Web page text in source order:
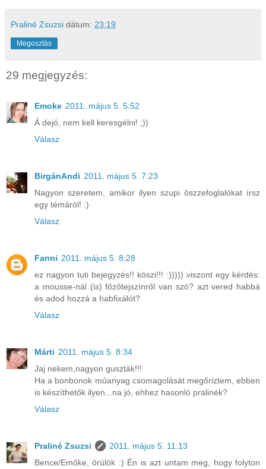
Praliné Zsuzsi dátum: 23:19
Megosztás
29 megjegyzés:
Emoke 2011. május 5. 5:52
Á dejó, nem kell keresgélni! ;))
Válasz
BirgánAndi 2011. május 5. 7:23
Nagyon szeretem, amikor ilyen szupi öszzefoglalókat írsz
egy témáról! :)
Válasz
Fanni 2011. május 5. 8:28
ez nagyon tuti bejegyzés!! köszi!!! :))))) viszont egy kérdés:
a mousse-nál (is) főzőtejszínről van szó? azt vered habbá
és adod hozzá a habfixálót?
Válasz
Márti 2011. május 5. 8:34
Jaj nekem,nagyon guszták!!!
Ha a bonbonok műanyag csomagolását megőriztem, ebben
is készíthetők ilyen...na jó, ehhez hasonló pralinék?
Válasz
Praliné Zsuzsi
2011. május 5. 11:13
Bence/Emőke, örülök :) Én is azt untam meg, hogy folyton